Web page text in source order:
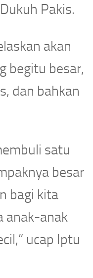
Pakis.
akan
begitu besar,
dan bahkan
satu
besar
bagi kita
anak-anak
ucap Iptu